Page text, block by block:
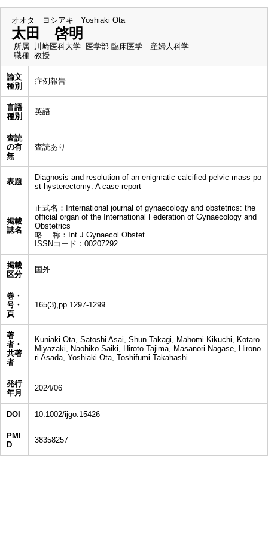
オオタ ヨシアキ Yoshiaki Ota
太田 啓明
所属
川崎医科大学 医学部 臨床医学 産婦人科学
職種 教授
論文
種別
症例報告
言語
種別
英語
査読
の有
無
査読あり
表題
Diagnosis and resolution of an enigmatic calcified pelvic mass po
st-hysterectomy: A case report
掲載
誌名
正式名：International journal of gynaecology and obstetrics: the
official organ of the International Federation of Gynaecology and
Obstetrics
略 称：Int J Gynaecol Obstet
ISSNコード：00207292
掲載
区分
国外
巻・
号・
頁
165(3),pp.1297-1299
著
者・
共著
者
Kuniaki Ota, Satoshi Asai, Shun Takagi, Mahomi Kikuchi, Kotaro
Miyazaki, Naohiko Saiki, Hiroto Tajima, Masanori Nagase, Hirono
ri Asada, Yoshiaki Ota, Toshifumi Takahashi
発行
年月
2024/06
DOI 10.1002/ijgo.15426
PMI
D
38358257